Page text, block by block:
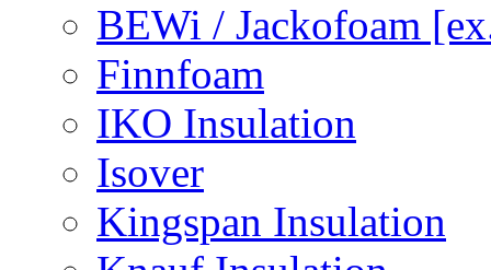
BEWi / Jackofoam
Finnfoam
IKO Insulation
Isover
Kingspan Insulation